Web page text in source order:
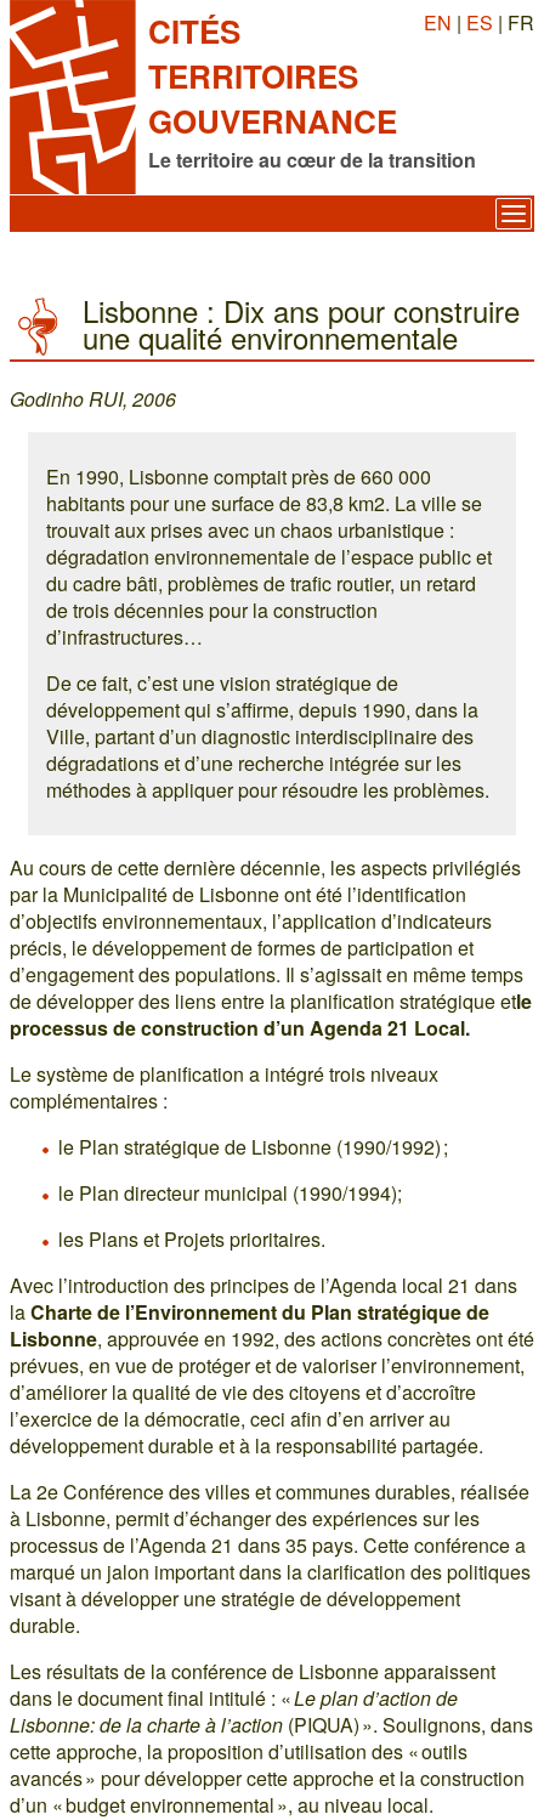
CITÉS
TERRITOIRES
GOUVERNANCE
Le territoire au cœur de la transition
EN | ES | FR
Lisbonne : Dix ans pour construire
une qualité environnementale
Godinho RUI, 2006
En 1990, Lisbonne comptait près de 660 000
habitants pour une surface de 83,8 km2. La ville se
trouvait aux prises avec un chaos urbanistique :
dégradation environnementale de l’espace public et
du cadre bâti, problèmes de trafic routier, un retard
de trois décennies pour la construction
d’infrastructures…
De ce fait, c’est une vision stratégique de
développement qui s’affirme, depuis 1990, dans la
Ville, partant d’un diagnostic interdisciplinaire des
dégradations et d’une recherche intégrée sur les
méthodes à appliquer pour résoudre les problèmes.
Au cours de cette dernière décennie, les aspects privilégiés
par la Municipalité de Lisbonne ont été l’identification
d’objectifs environnementaux, l’application d’indicateurs
précis, le développement de formes de participation et
d’engagement des populations. Il s’agissait en même temps
de développer des liens entre la planification stratégique etle
processus de construction d’un Agenda 21 Local.
Le système de planification a intégré trois niveaux
complémentaires :
le Plan stratégique de Lisbonne (1990/1992) ;
le Plan directeur municipal (1990/1994);
les Plans et Projets prioritaires.
Avec l’introduction des principes de l’Agenda local 21 dans
laCharte de l’Environnement du Plan stratégique de
Lisbonne, approuvée en 1992, des actions concrètes ont été
prévues, en vue de protéger et de valoriser l’environnement,
d’améliorer la qualité de vie des citoyens et d’accroître
l’exercice de la démocratie, ceci afin d’en arriver au
développement durable et à la responsabilité partagée.
La 2e Conférence des villes et communes durables, réalisée
à Lisbonne, permit d’échanger des expériences sur les
processus de l’Agenda 21 dans 35 pays. Cette conférence a
marqué un jalon important dans la clarification des politiques
visant à développer une stratégie de développement
durable.
Les résultats de la conférence de Lisbonne apparaissent
dans le document final intitulé : «Le plan d’action de
Lisbonne: de la charte à l’action (PIQUA) ». Soulignons, dans
cette approche, la proposition d’utilisation des « outils
avancés » pour développer cette approche et la construction
d’un « budget environnemental », au niveau local.